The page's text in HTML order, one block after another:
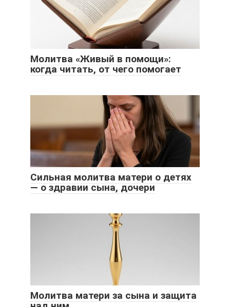
Молитва «Живый в помощи»:
когда читать, от чего помогает
Сильная молитва матери о детях
— о здравии сына, дочери
Молитва матери за сына и защита